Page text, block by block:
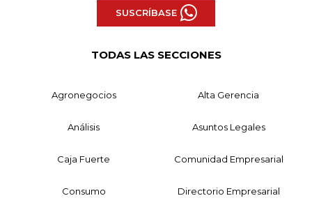
SUSCRÍBASE
TODAS LAS SECCIONES
Agronegocios Alta Gerencia
Análisis Asuntos Legales
Caja Fuerte Comunidad Empresarial
Consumo Directorio Empresarial